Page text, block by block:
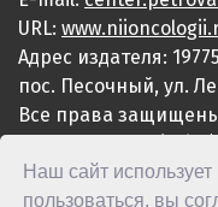
Наш сайт
пользоваться, вы
URL:
Адрес издателя:
пос. Песочный, ул.
Все права
ISSN 2949-4915